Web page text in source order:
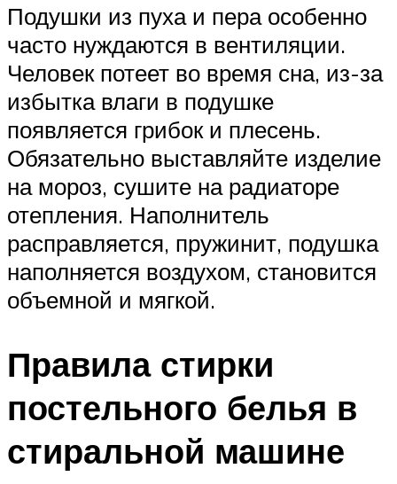
Подушки из пуха и пера особенно
часто нуждаются в вентиляции.
Человек потеет во время сна, из-за
избытка влаги в подушке
появляется грибок и плесень.
Обязательно выставляйте изделие
на мороз, сушите на радиаторе
отепления. Наполнитель
расправляется, пружинит, подушка
наполняется воздухом, становится
объемной и мягкой.
Правила стирки
постельного белья в
стиральной машине